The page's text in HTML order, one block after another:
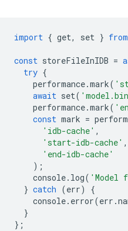
import { get, set } from
const storeFileInIDB =
try {
performance.mark(
await set(
performance.mark(
const mark =
'idb-cache' ,
'start-idb-cache' ,
'end-idb-cache'
);
console. log( 'Model
} catch (err)
{
console. error(err .
}
};